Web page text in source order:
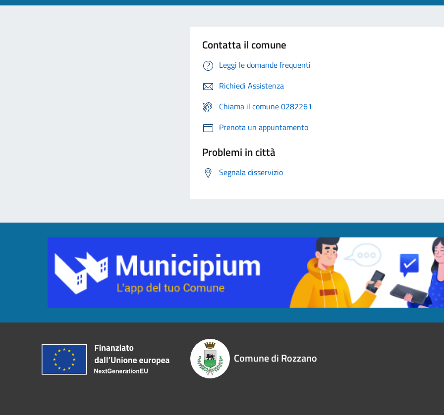
Contatta il comune
Leggi le domande frequenti
Richiedi Assistenza
Chiama il comune 0282261
Prenota un appuntamento
Problemi in città
Segnala disservizio
Comune di Rozzano